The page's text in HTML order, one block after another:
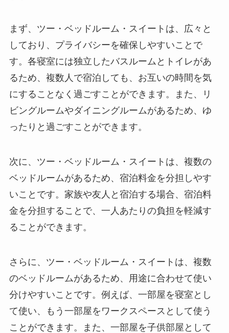
まず、ツー・ベッドルーム・スイートは、 広々と
しており、プライバシーを確保しやすいことで
す。各寝室には独立したバスルームとトイレがあ
るため、複数人で宿泊しても、お互いの時間を気
にすることなく過ごすことができます。また、リ
ビングルームやダイニングルームがあるため、ゆ
ったりと過ごすことができます。
次に、ツー・ベッドルーム・スイートは、 複数の
ベッドルームがあるため、宿泊料金を分担しやす
いことです。家族や友人と宿泊する場合、宿泊料
金を分担することで、一人あたりの負担を軽減す
ることができます。
さらに、ツー・ベッドルーム・スイートは、 複数
のベッドルームがあるため、用途に合わせて使い
分けやすいことです。例えば、一部屋を寝室とし
て使い、もう一部屋をワークスペースとして使う
ことができます。また、一部屋を子供部屋として